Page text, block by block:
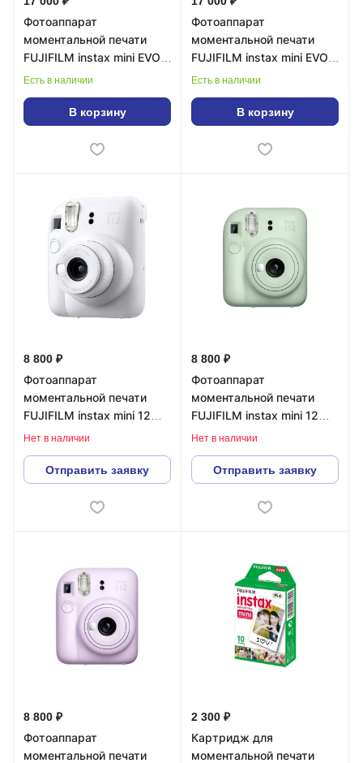
Фотоаппарат
моментальной печати
FUJIFILM instax mini EVO,
Коричневый
Есть в наличии
В корзину
Фотоаппарат
моментальной печати
FUJIFILM instax mini EVO,
Черный
Есть в наличии
В корзину
8 800 ₽
Фотоаппарат
моментальной печати
FUJIFILM instax mini 12
White
Нет в наличии
Отправить заявку
8 800 ₽
Фотоаппарат
моментальной печати
FUJIFILM instax mini 12
Green
Нет в наличии
Отправить заявку
8 800 ₽
Фотоаппарат
моментальной печати
2 300 ₽
Картридж для
моментальной печати